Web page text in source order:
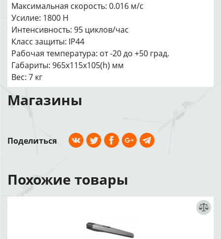
Максимальная скорость: 0.016 м/с
Усилие: 1800 Н
Интенсивность: 95 циклов/час
Класс защиты: IP44
Рабочая температура: от -20 до +50 град.
Габариты: 965х115х105(h) мм
Вес: 7 кг
Магазины
Поделиться
Похожие товары